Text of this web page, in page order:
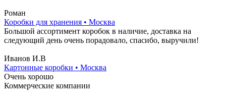
Роман
Коробки для хранения • Москва
Большой ассортимент коробок в наличие, доставка на
следующий день очень порадовало, спасибо, выручили!
Иванов И.В
Картонные коробки • Москва
Очень хорошо
Коммерческие компании